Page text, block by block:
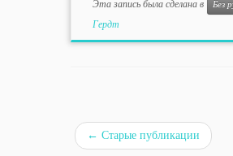
Эта запись была сделана в Без
Гердт
← Старые публикации